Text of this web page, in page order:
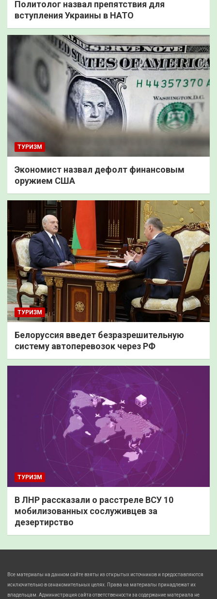
Политолог назвал препятствия для
вступления Украины в НАТО
ТУРИЗМ
Экономист назвал дефолт финансовым
оружием США
ТУРИЗМ
Белоруссия введет безразрешительную
систему автоперевозок через РФ
ТУРИЗМ
В ЛНР рассказали о расстреле ВСУ 10
мобилизованных сослуживцев за
дезертирство
Все материалы на данном сайте взяты из открытых источников и предоставляются
исключительно в ознакомительных целях. Права на материалы принадлежат их
владельцам. Администрация сайта ответственности за содержание материала не